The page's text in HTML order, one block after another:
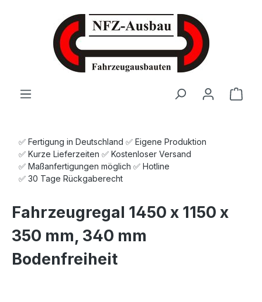
Zum Hauptinhalt springen
✅ Fertigung in Deutschland ✅ Eigene Produktion
✅ Kurze Lieferzeiten ✅ Kostenloser Versand
✅ Maßanfertigungen möglich ✅ Hotline
✅ 30 Tage Rückgaberecht
Fahrzeugregal 1450 x 1150 x
350 mm, 340 mm
Bodenfreiheit